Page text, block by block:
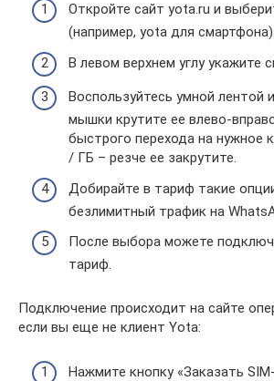
Откройте сайт yota.ru и
(например, yota для смартфона).
В левом верхнем углу укажите
Воспользуйтесь умной
мышки крутите ее влево-
быстрого перехода на нужное
/ ГБ – резче ее закрутите.
Добирайте в тариф такие
безлимитный трафик на
После выбора можете
тариф.
Подключение происходит на сайте
если вы еще не клиент Yota:
Нажмите кнопку «Заказать